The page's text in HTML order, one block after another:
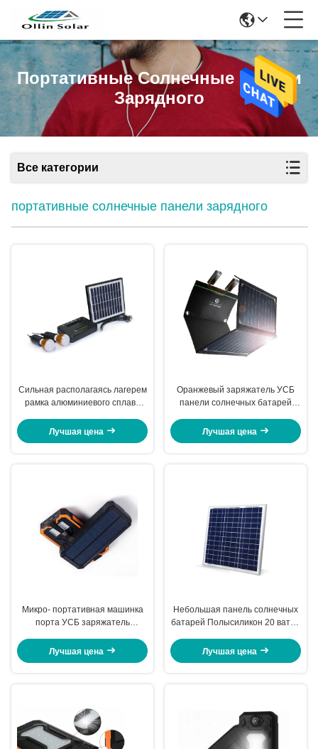
Портативные Солнечные Панели
Зарядного
Все категории
портативные солнечные панели зарядного
Сильная располагаясь лагерем
рамка алюминиевого сплава
батарей двухслойная
анодированная
Лучшая цена
Оранжевый заряжатель УСБ
панели солнечных батарей
водоустойчивый заряжатель
солнечной батареи
Лучшая цена
Микро- портативная машинка
порта УСБ заряжатель
пылезащитный и Крашпрооф
Лучшая цена
Небольшая панель солнечных
батарей Полысиликон 20 ватт с
алюминиевого сплава
Лучшая цена